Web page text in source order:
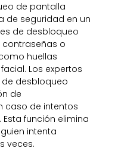
de pantalla
de seguridad en un
de desbloqueo
contraseñas o
huellas
Los expertos
desbloqueo
de
caso de intentos
función elimina
intenta
veces.